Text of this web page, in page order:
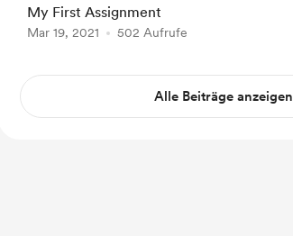
My First Assignment
Mar 19, 2021 502 Aufrufe
Alle Beiträge anzeigen